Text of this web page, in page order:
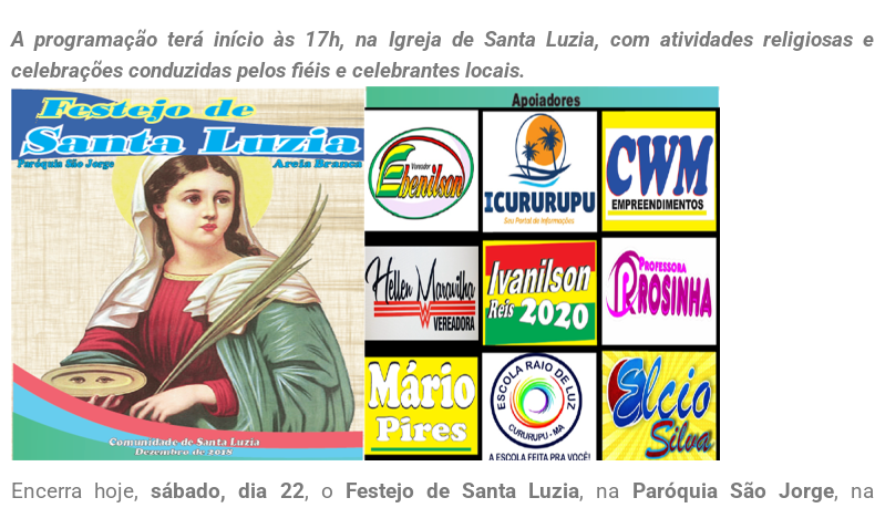
A programação terá início às 17h, na Igreja de Santa Luzia, com atividades religiosas e
celebrações conduzidas pelos fiéis e celebrantes locais.
Encerra hoje,sábado, dia 22, o Festejo de Santa Luzia, na Paróquia São Jorge, na